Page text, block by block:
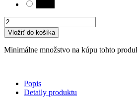
Vložiť do košíka
Minimálne množstvo na kúpu tohto
Popis
Detaily produktu